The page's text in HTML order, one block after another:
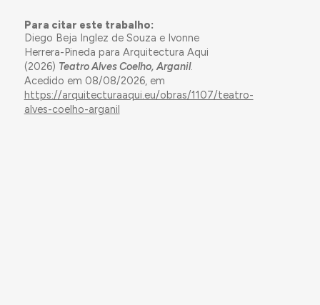
Para citar este trabalho:
Diego Beja Inglez de Souza e Ivonne
Herrera-Pineda para Arquitectura Aqui
(2026) Teatro Alves Coelho, Arganil.
Acedido em 08/08/2026, em
https://arquitecturaaqui.eu/obras/1107/teatro-
alves-coelho-arganil